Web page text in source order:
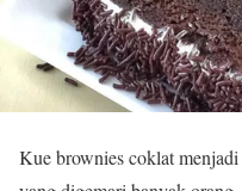
Kue brownies coklat